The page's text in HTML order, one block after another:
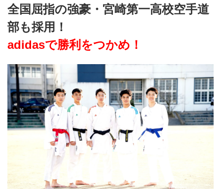
全国屈指の強豪・宮崎第一高校空手道
部も採用！
adidasで勝利をつかめ！